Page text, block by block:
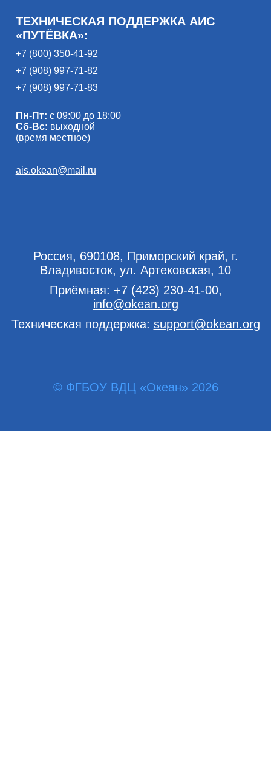
ТЕХНИЧЕСКАЯ ПОДДЕРЖКА АИС
«ПУТЁВКА»:
+7 (800) 350-41-92
+7 (908) 997-71-82
+7 (908) 997-71-83
Пн-Пт: с 09:00 до 18:00
Сб-Вс: выходной
(время местное)
ais.okean@mail.ru
Россия, 690108, Приморский край, г.
Владивосток, ул. Артековская, 10
Приёмная: +7 (423) 230-41-00,
info@okean.org
Техническая поддержка: support@okean.org
© ФГБОУ ВДЦ «Океан» 2026